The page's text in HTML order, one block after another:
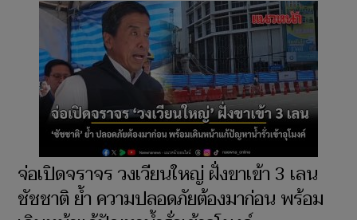
จ่อเปิดจราจร วงเวียนใหญ่ ฝั่งขาเข้า 3 เลน
ชัชชาติ ย้ำ ความปลอดภัยต้องมาก่อน พร้อม